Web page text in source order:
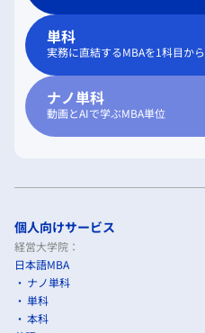
単科
実務に直結するMBAを1科目から
ナノ単科
動画とAIで学ぶMBA単位
個人向けサービス
経営大学院：
日本語MBA
ナノ単科
単科
本科